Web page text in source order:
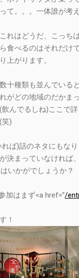
て。。。一体誰が考
れはどうだ、こっち
食べるのはそれだけ
上がります。
十種類も並んでいると
がどの地域のだかま
飲んでるしね)ここで
笑)
ば)話のネタにもなり
決まっていなければ
いかがでしょうか？
加はまず<a href=”/
！